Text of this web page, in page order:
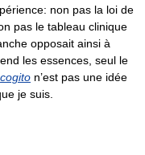
non pas la loi de
pas le tableau clinique
opposait ainsi à
les essences, seul le
cogito n’est pas une idée
je suis.